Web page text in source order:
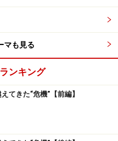
マも見る
ンキング
てきた“危機”【前編】